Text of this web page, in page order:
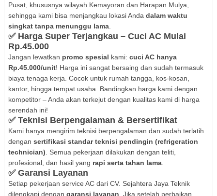
Pusat, khususnya wilayah Kemayoran dan Harapan Mulya,
sehingga kami bisa menjangkau lokasi Anda dalam waktu
singkat tanpa menunggu lama
✅ Harga Super Terjangkau – Cuci AC Mulai
Rp.45.000
Jangan lewatkan promo spesial kami: cuci AC hanya
Rp.45.000/unit! Harga ini sangat bersaing dan sudah termasuk
biaya tenaga kerja. Cocok untuk rumah tangga, kos-kosan,
kantor, hingga tempat usaha. Bandingkan harga kami dengan
kompetitor – Anda akan terkejut dengan kualitas kami di harga
serendah ini!
✅ Teknisi Berpengalaman & Bersertifikat
Kami hanya mengirim teknisi berpengalaman dan sudah terlatih
dengan sertifikasi standar teknisi pendingin (refrigeration
technician) . Semua pekerjaan dilakukan dengan teliti,
profesional, dan hasil yang rapi serta tahan lama
✅ Garansi Layanan
Setiap pekerjaan service AC dari CV. Sejahtera Jaya Teknik
dilengkapi dengan garansi layanan . Jika setelah perbaikan